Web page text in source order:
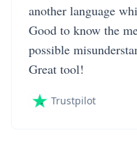
another language
Good to know the
possible
Great tool!
Trustpilot